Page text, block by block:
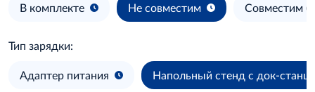
В комплекте Не совместим Совместим
Тип зарядки:
Адаптер питания Напольный стенд с док-